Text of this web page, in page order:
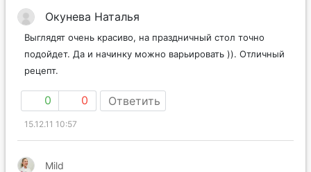
Окунева Наталья
Выглядят очень красиво, на праздничный стол точно
подойдет. Да и начинку можно варьировать )). Отличный
рецепт.
0 0 Ответить
15.12.11 10:57
Mild